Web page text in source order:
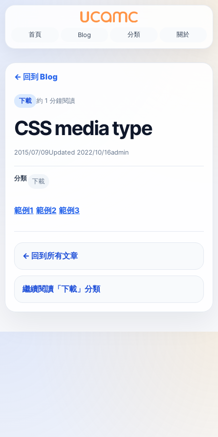
首頁 Blog 分類 關於
← 回到 Blog
下載 約 1 分鐘閱讀
CSS media type
2015/07/09Updated 2022/10/16admin
分類 下載
範例1 範例2 範例3
← 回到所有文章
繼續閱讀「下載 」分類